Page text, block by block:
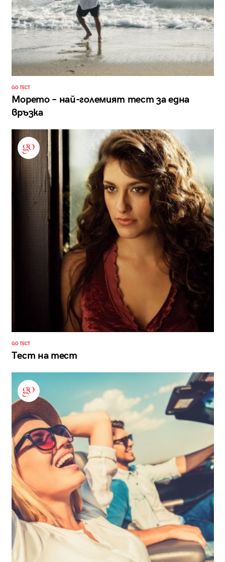
GO ТЕСТ
Морето – най-големият тест за една
връзка
GO ТЕСТ
Тест на тест